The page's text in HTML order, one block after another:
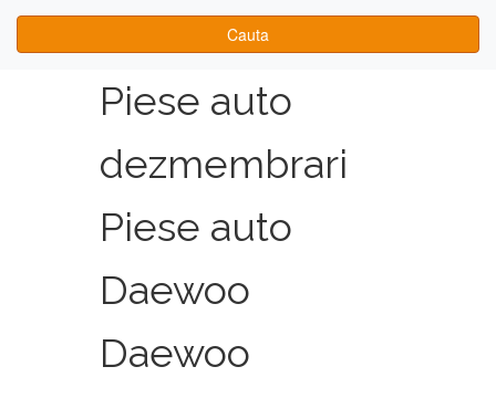
Cauta
Piese auto
dezmembrari
Piese auto
Daewoo
Daewoo